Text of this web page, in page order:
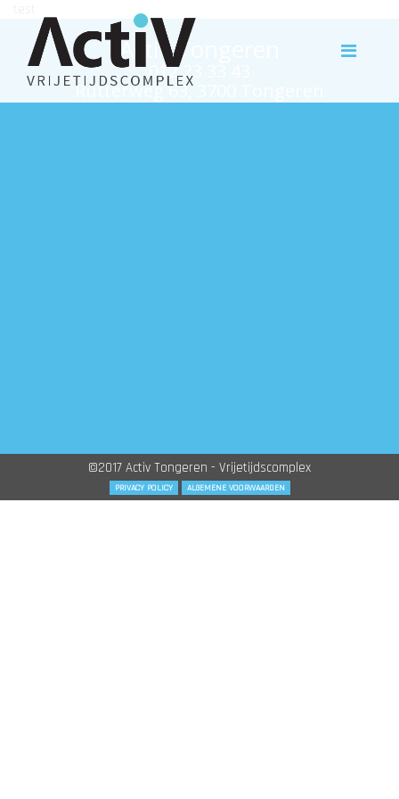
Activ Tongeren
012 23 33 43
Rutterweg 63, 3700 Tongeren
©2017 Activ Tongeren - Vrijetijdscomplex
PRIVACY POLICY ALGEMENE VOORWAARDEN